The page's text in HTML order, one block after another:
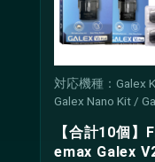
対応機種：Galex
Galex Nano Kit /
Galex Nano 2 Kit /
x Nano S
【合計10個】
emax Galex